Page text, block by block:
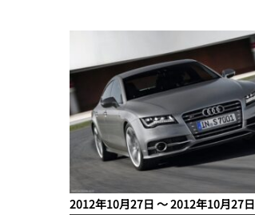
2012年10月27日 〜 2012年10月27日